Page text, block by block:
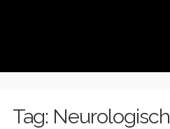
Tag: Neurologisch